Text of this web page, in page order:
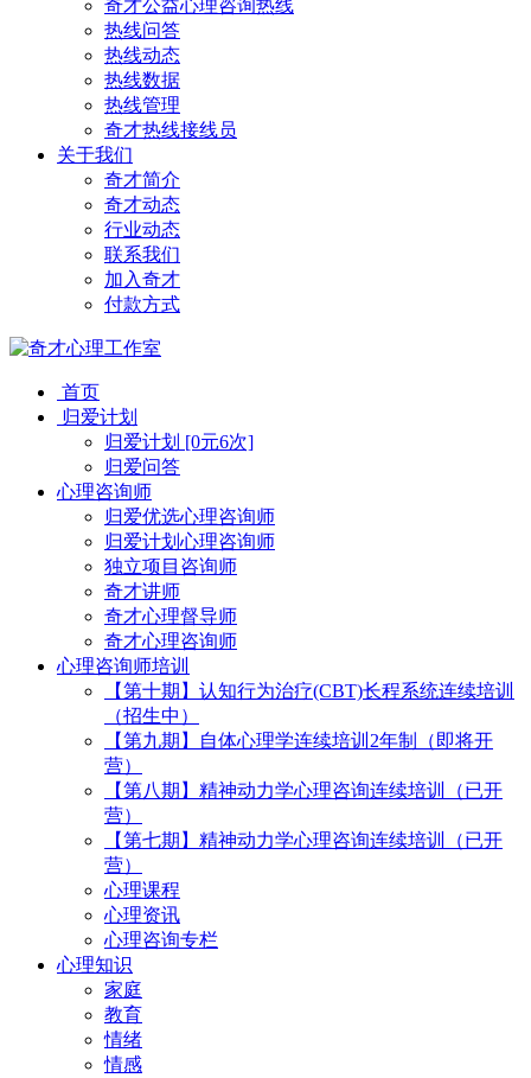
奇才公益心理咨询热线
热线问答
热线动态
热线数据
热线管理
奇才热线接线员
关于我们
奇才简介
奇才动态
行业动态
联系我们
加入奇才
付款方式
首页
归爱计划
归爱计划 [0元6次]
归爱问答
心理咨询师
归爱优选心理咨询师
归爱计划心理咨询师
独立项目咨询师
奇才讲师
奇才心理督导师
奇才心理咨询师
心理咨询师培训
【第十期】认知行为治疗(CBT)长程系统连续培训
（招生中）
【第九期】自体心理学连续培训2年制（即将开
营）
【第八期】精神动力学心理咨询连续培训（已开
营）
【第七期】精神动力学心理咨询连续培训（已开
营）
心理课程
心理资讯
心理咨询专栏
心理知识
家庭
教育
情绪
情感